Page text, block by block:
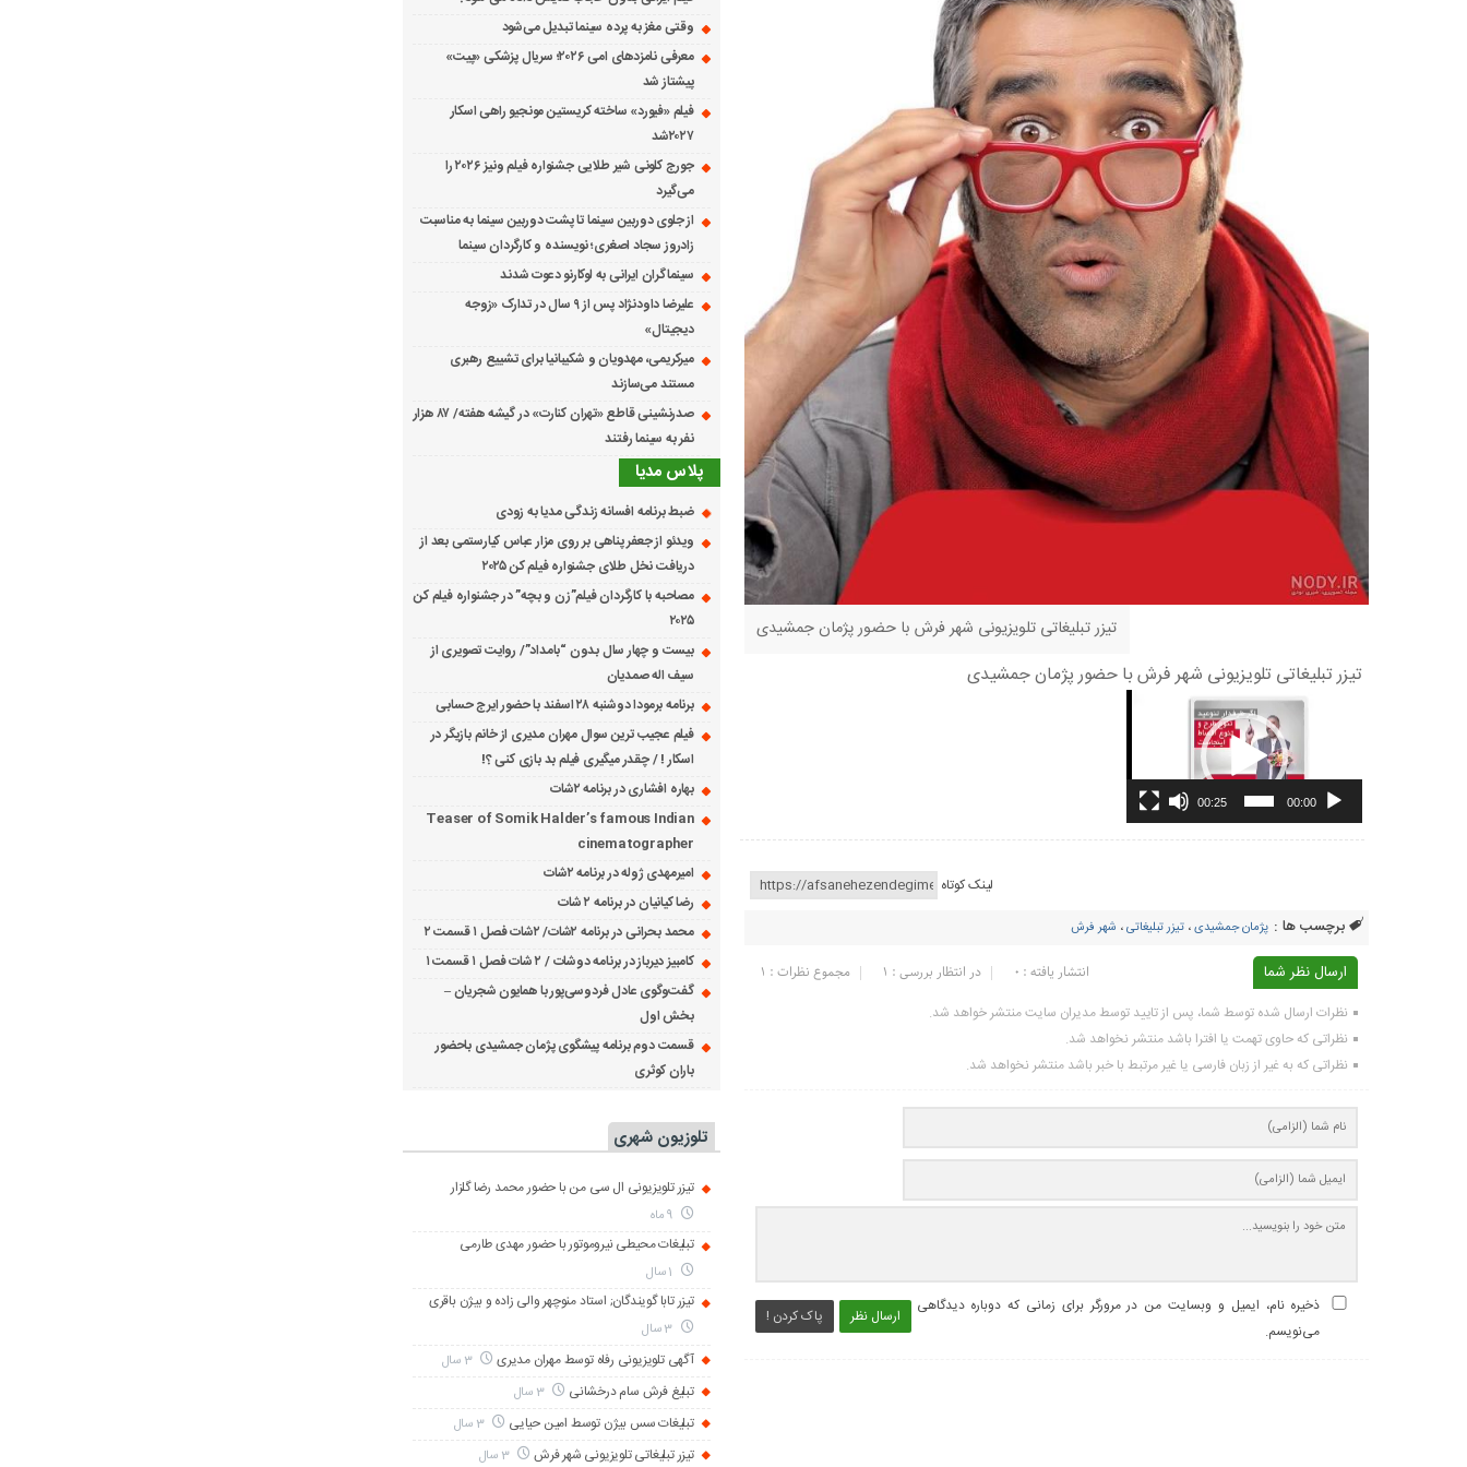
تیزر تبلیغاتی تلویزیونی شهر فرش با حضور پژمان جمشیدی
تیزر تبلیغاتی تلویزیونی شهر فرش با حضور پژمان جمشیدی
00:00
00:25
لینک کوتاه
برچسب ها : پژمان جمشیدی، تیزر تبلیغاتی، شهر فرش
ارسال نظر شما مجموع نظرات : 1 در انتظار بررسی : 1 انتشار یافته : ۰
نظرات ارسال شده توسط شما، پس از تایید توسط مدیران سایت منتشر خواهد شد.
نظراتی که حاوی تهمت یا افترا باشد منتشر نخواهد شد.
نظراتی که به غیر از زبان فارسی یا غیر مرتبط با خبر باشد منتشر نخواهد شد.
ارسال نظر پاک کردن !
ذخیره نام، ایمیل و وبسایت من در مرورگر برای زمانی که دوباره دیدگاهی
می‌نویسم.
وقتی مغز به پرده سینما تبدیل می‌شود
معرفی نامزدهای امی ۲۰۲۶؛ سریال پزشکی «پیت»
پیشتاز شد
فیلم «فیورد» ساخته کریستین مونجیو راهی اسکار
۲۰۲۷شد
جورج کلونی شیر طلایی جشنواره فیلم ونیز ۲۰۲۶ را
می‌گیرد
از جلوی دوربین سینما تا پشت دوربین سینما به مناسبت
زادروز سجاد اصغری؛ نویسنده و کارگردان سینما
سینماگران ایرانی به لوکارنو دعوت شدند
علیرضا داودنژاد پس از ۹ سال در تدارک «زوجه
دیجیتال»
میرکریمی، مهدویان و شکیبانیا برای تشییع رهبری
مستند می‌سازند
صدرنشینی قاطع «تهران کنارت» در گیشه هفته/ ۸۷ هزار
نفر به سینما رفتند
پلاس مدیا
ضبط برنامه افسانه زندگی مدیا به زودی
ویدئو از جعفر پناهی بر روی مزار عباس کیارستمی بعد از
دریافت نخل طلای جشنواره فیلم کن ۲۰۲۵
مصاحبه با کارگردان فیلم”زن و بچه” در جشنواره فیلم کن
۲۰۲۵
بیست و چهار سال بدون “بامداد”/ روایت تصویری از
سیف اله صمدیان
برنامه برمودا دوشنبه ۲۸ اسفند با حضور ایرج حسابی
فیلم عجیب ترین سوال مهران مدیری از خانم بازیگر در
اسکار ! / چقدر میگیری فیلم بد بازی کنی ؟!
بهاره افشاری در برنامه ۲شات
Teaser of Somik Halder’s famous Indian
cinematographer
امیرمهدی ژوله در برنامه ۲شات
رضا کیانیان در برنامه ۲ شات
محمد بحرانی در برنامه ۲شات/ ۲شات فصل ۱ قسمت ۲
کامبیز دیرباز در برنامه دوشات / ۲ شات فصل ۱ قسمت ۱
گفت‌وگوی عادل فردوسی‌پور با همایون شجریان –
بخش اول
قسمت دوم برنامه پیشگوی پژمان جمشیدی باحضور
باران کوثری
تلوزیون شهری
تیزر تلویزیونی ال سی من با حضور محمد رضا گلزار
تبلیغات محیطی نیروموتور با حضور مهدی طارمی
تیزر تابا گویندگان; استاد منوچهر والی زاده و بیژن باقری
آگهی تلویزیونی رفاه توسط مهران مدیری 3 سال
تبلیغ فرش سام درخشانی 3 سال
تبلیغات سس بیژن توسط امین حیایی 3 سال
تیزر تبلیغاتی تلویزیونی شهر فرش 3 سال